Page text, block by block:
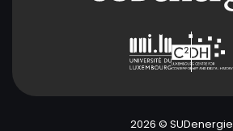
2026 © SUDenergie